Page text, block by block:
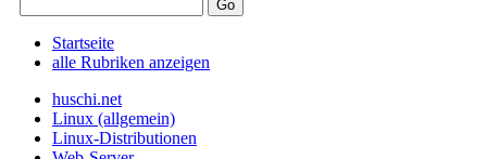
Startseite
alle Rubriken anzeigen
huschi.net
Linux (allgemein)
Linux-Distributionen